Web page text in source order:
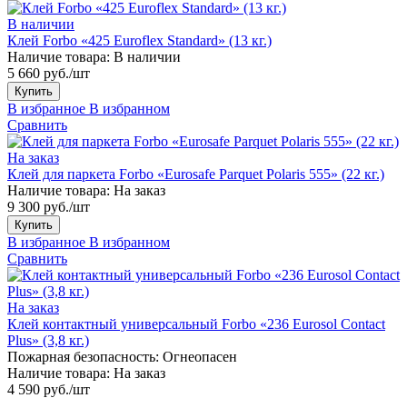
В наличии
Клей Forbo «425 Euroflex Standard» (13 кг.)
Наличие товара: В наличии
5 660 руб./шт
Купить
В избранное В избранном
Сравнить
На заказ
Клей для паркета Forbo «Eurosafe Parquet Polaris 555» (22 кг.)
Наличие товара: На заказ
9 300 руб./шт
Купить
В избранное В избранном
Сравнить
На заказ
Клей контактный универсальный Forbo «236 Eurosol Contact
Plus» (3,8 кг.)
Пожарная безопасность: Огнеопасен
Наличие товара: На заказ
4 590 руб./шт